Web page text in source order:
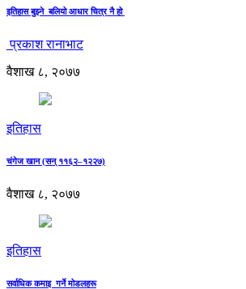
इतिहास बुझ्ने बलियो आधार चित्र नै हो
प्रकाश रानाभाट
वैशाख ८, २०७७
इतिहास
चंगेज खान (सन् ११६२–१२२७)
वैशाख ८, २०७७
इतिहास
सर्वाधिक कमाइ गर्ने मोडलहरू